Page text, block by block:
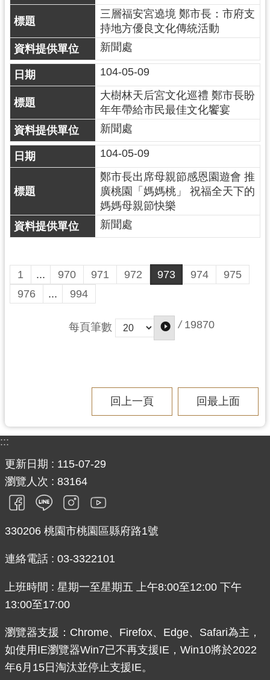
三層福安宮遶境 鄭市長：市府支
持地方優良文化傳統活動
新聞處
104-05-09
大樹林天后宮文化巡禮 鄭市長盼
年年帶給市民最佳文化饗宴
新聞處
104-05-09
鄭市長出席母親節感恩園遊會 推
廣桃園「媽媽桃」 祝福全天下的
媽媽母親節快樂
新聞處
1 ... 970 971 972 973 974
975
976
... 994
每頁筆數 / 19870
回上一頁 回最上面
:::
更新日期
115-07-29
瀏覽人次
83164
330206 桃園市桃園區縣府路1號
連絡電話 : 03-3322101
上班時間 : 星期一至星期五 上午8:00至12:00 下午
13:00至17:00
瀏覽器支援：Chrome、Firefox、Edge、Safari為主，
如使用IE瀏覽器Win7已不再支援IE，Win10將於2022
年6月15日淘汰並停止支援IE。